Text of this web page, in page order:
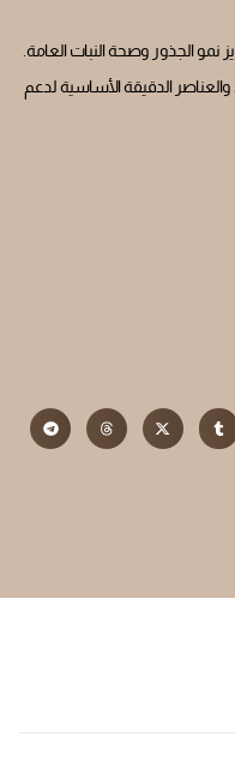
الجذور وصحة النبات العامة.
الدقيقة الأساسية لدعم